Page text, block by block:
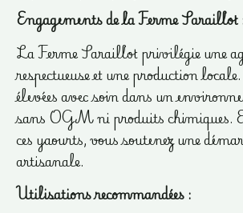
Engagements de la Ferme Saraillot
La Ferme Saraillot privilégie une
respectueuse et une production
élevées avec soin dans un
sans OGM ni produits chimiques.
ces yaourts, vous soutenez une
artisanale.
Utilisations recommandées :